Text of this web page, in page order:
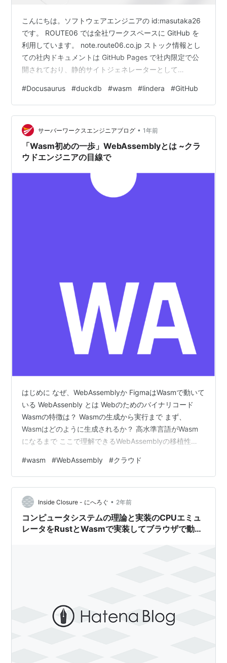
こんにちは。ソフトウェアエンジニアの id:masutaka26
です。 ROUTE06 では全社ワークスペースに GitHub を
利用しています。 note.route06.co.jp ストック情報とし
ての社内ドキュメントは GitHub Pages で社内限定で公
開されており、静的サイトジェネレーターとして
DuckDB Wasm で検索フォームを実装した DuckDB とは
検索フォームの実装概要 PoC で検討したこと まとめ 参
考 検索精度への課題 今までは Docusaurus の
Community plugins でも…
#Docusaurus #duckdb #wasm #lindera #GitHub
サーバーワークスエンジニアブログ • 1年前
「Wasm初めの一歩」WebAssemblyとは ~クラ
ウドエンジニアの目線で
はじめに なぜ、WebAssemblyか FigmaはWasmで動いて
いる WebAssenbly とは Webのためのバイナリコード
Wasmの特徴は？ Wasmの生成から実行まで まず、
Wasmはどのように生成されるか？ 高水準言語がWasm
になるまで ここで理解できるWebAssemblyの移植性
ード実行 JITコンパイラは早い（昔よりは） Wasmの実
行速度は？ Wasm と JavaScript エンジン JavaScript は
Wasm インスタンスを呼び出しできる サンドボックス環
境としてのWasm Wasmはブラウザで…
#wasm #WebAssembly #クラウド
Inside Closure - にへろぐ • 2年前
コンピュータシステムの理論と実装のCPUエミュ
レータをRustとWasmで実装してブラウザで動か